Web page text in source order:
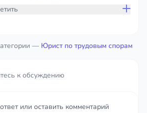
— Юрист по трудовым спорам
к обсуждению
или оставить комментарий